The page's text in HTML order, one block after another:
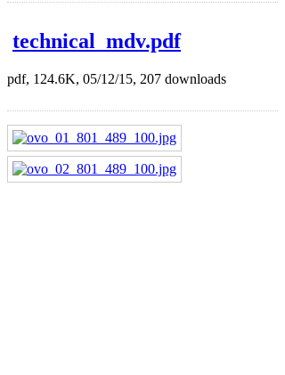
technical_mdv.pdf
pdf, 124.6K, 05/12/15, 207 downloads